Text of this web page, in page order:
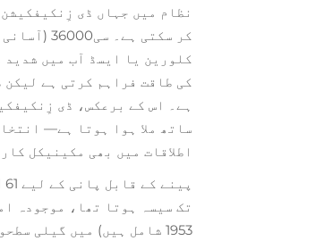
نظام میں جہاں ڈی
کر سکتی
کی طاقت فراہم کرتی ہے
ساتھ ملا ہوا ہوتا ہے—
اطلاقات میں بھی مکینیکل